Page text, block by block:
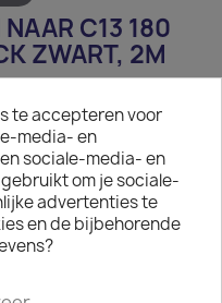
C13 180
ZWART, 2M
180 graden, IEC Lock,
te accepteren voor
media- en
sociale-media- en
om je sociale-
advertenties te
en de bijbehorende